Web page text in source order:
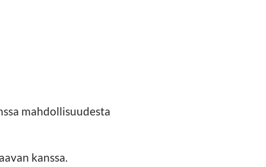
mahdollisuudesta
kanssa.